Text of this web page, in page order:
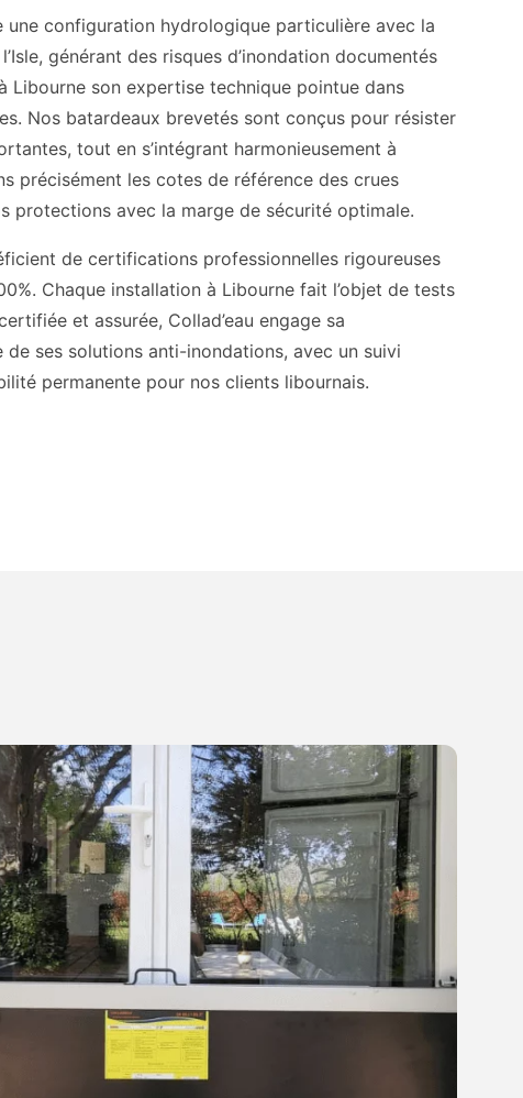
une configuration hydrologique particulière avec la
générant des risques d’inondation documentés
Libourne son expertise technique pointue dans
Nos batardeaux brevetés sont conçus pour résister
tout en s’intégrant harmonieusement à
précisément les cotes de référence des crues
protections avec la marge de sécurité optimale.
de certifications professionnelles rigoureuses
Chaque installation à Libourne fait l’objet de tests
et assurée, Collad’eau engage sa
ses solutions anti-inondations, avec un suivi
permanente pour nos clients libournais.